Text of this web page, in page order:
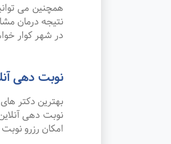
همچنین می
نتیجه درمان
در شهر کوار
نوبت دهی
بهترین دکتر
نوبت دهی
امکان رزرو